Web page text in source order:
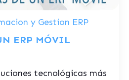
y Gestion ERP
ERP MÓVIL
tecnológicas más